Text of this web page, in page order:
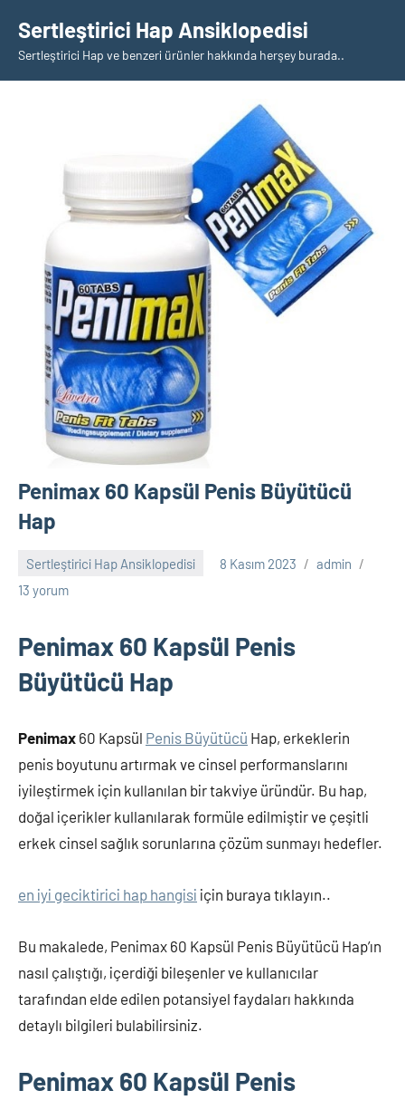
geçSertleştirici Hap Ansiklopedisi
Sertleştirici Hap ve benzeri ürünler hakkında herşey burada..
Penimax 60 Kapsül Penis Büyütücü
Hap
Sertleştirici Hap Ansiklopedisi 8 Kasım 2023
admin
13 yorum
Penimax 60 Kapsül Penis
Büyütücü Hap
Penimax 60 Kapsül Penis Büyütücü Hap, erkeklerin
penis boyutunu artırmak ve cinsel performanslarını
iyileştirmek için kullanılan bir takviye üründür. Bu hap,
doğal içerikler kullanılarak formüle edilmiştir ve çeşitli
erkek cinsel sağlık sorunlarına çözüm sunmayı hedefler.
en iyi geciktirici hap hangisi için buraya tıklayın..
Bu makalede, Penimax 60 Kapsül Penis Büyütücü Hap’ın
nasıl çalıştığı, içerdiği bileşenler ve kullanıcılar
tarafından elde edilen potansiyel faydaları hakkında
detaylı bilgileri bulabilirsiniz.
Penimax 60 Kapsül Penis